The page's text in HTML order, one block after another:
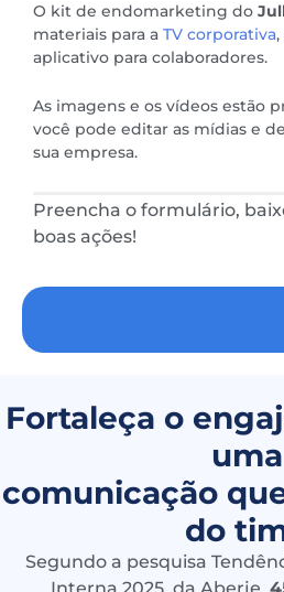
O kit de endomarketing do
materiais para a TV corporativa,
aplicativo para colaboradores.
As imagens e os vídeos estão
você pode editar as mídias e
sua empresa.
Preencha o formulário,
boas ações!
Fortaleça o
uma
comunicação
do
Segundo a pesquisa